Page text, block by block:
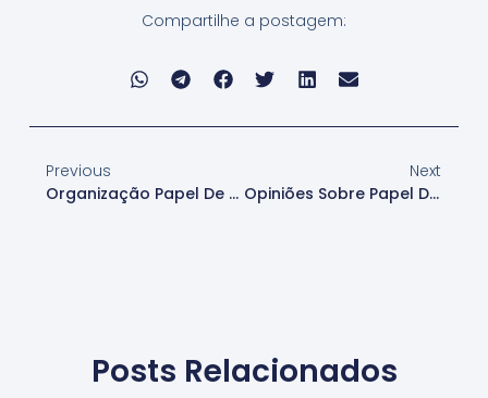
Compartilhe a postagem:
Previous
Organização Papel De Parede
Next
Opiniões Sobre Papel De Parede
Posts Relacionados